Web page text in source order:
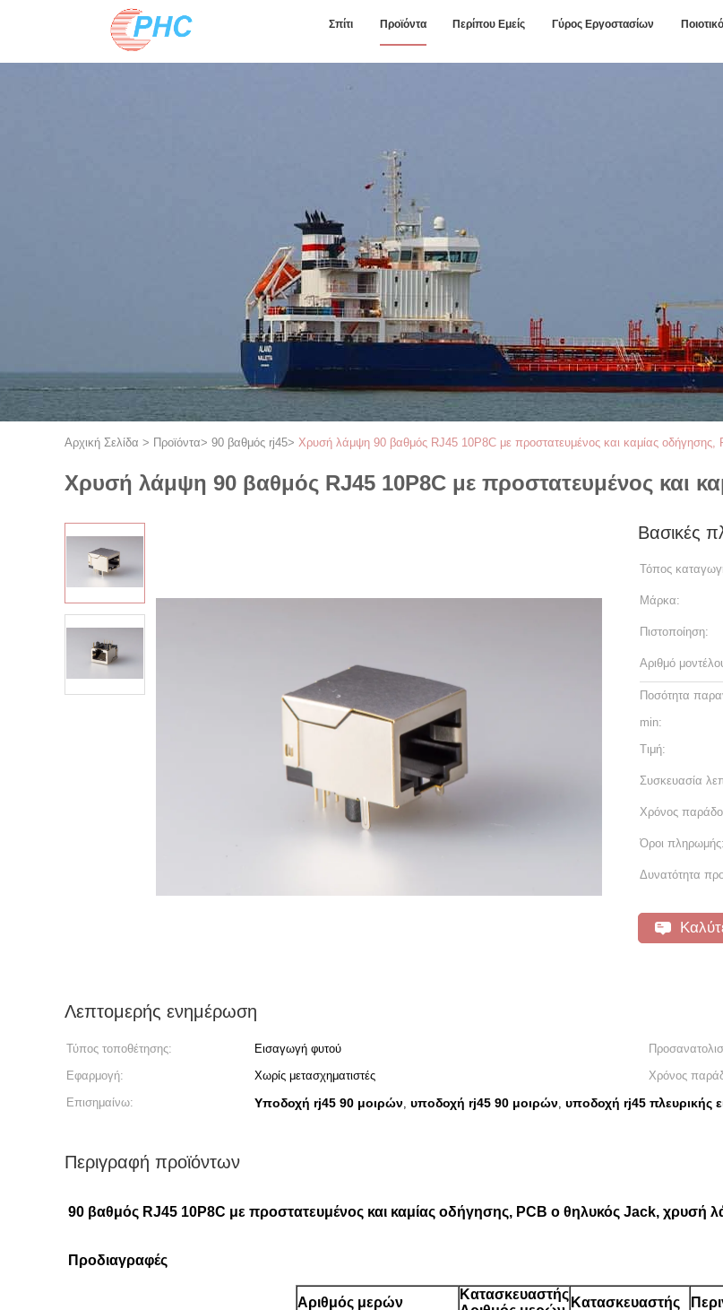
Σπίτι Προϊόντα Περίπου Εμείς Γύρος Εργοστασίων
Αρχική Σελίδα > Προϊόντα> 90 βαθμός rj45> Χρυσή λάμψη 90 βαθμός RJ45 10P8C με προστατευμένος και καμίας οδήγησης,
Χρυσή λάμψη 90 βαθμός RJ45 10P8C με προστατευμένος και
Βασικές
Τόπος
Μάρκα:
Πιστοποίηση:
Αριθμό
Ποσότητα
min:
Τιμή:
Συσκευασία
Χρόνος
Όροι πληρωμής:
Δυνατότητα
Λεπτομερής ενημέρωση
Τύπος τοποθέτησης: Εισαγωγή φυτού
Εφαρμογή:
Χωρίς μετασχηματιστές Χρόνος
Επισημαίνω:
Υποδοχή rj45 90 μοιρών, υποδοχή rj45 90 μοιρών, υποδοχή rj45 πλευρικής
Περιγραφή προϊόντων
90 βαθμός RJ45 10P8C με προστατευμένος και καμίας οδήγησης, PCB ο θηλυκός Jack, χρυσή
Προδιαγραφές
Αριθμός μερών
Κατασκευαστής
Κατασκευαστής